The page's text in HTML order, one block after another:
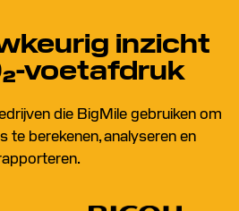
inzicht
voetafdruk
die BigMile gebruiken om
te berekenen, analyseren en